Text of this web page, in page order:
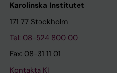
Karolinska Institutet
171 77 Stockholm
Tel: 08-524 800 00
Fax: 08-31 11 01
Kontakta KI